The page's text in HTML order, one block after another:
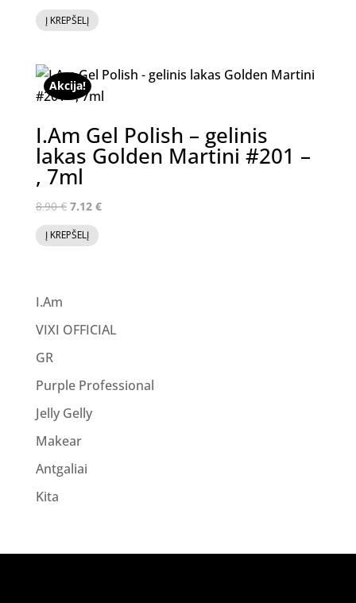
price
was:
Į KREPŠELĮ
Akcija!
I.Am Gel Polish – gelinis
lakas Golden Martini #201 –
, 7ml
8.90€ Original
price
was:
7.12 €Current
Į KREPŠELĮ
I.Am
VIXI OFFICIAL
GR
Purple Professional
Jelly Gelly
Makear
Antgaliai
Kita